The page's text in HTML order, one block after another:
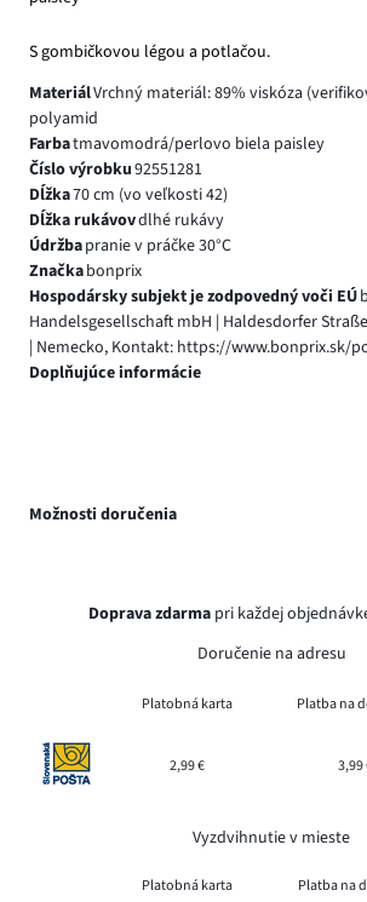
S gombičkovou légou a potlačou.
MateriálVrchný materiál: 89% viskóza
polyamid
Farbatmavomodrá/perlovo biela paisley
Číslo výrobku92551281
Dĺžka70 cm (vo veľkosti 42)
Dĺžka rukávovdlhé rukávy
Údržbapranie v práčke 30°C
Značkabonprix
Hospodársky subjekt je zodpovedný voči EÚ
Handelsgesellschaft mbH | Haldesdorfer
| Nemecko, Kontakt: https://www.bonprix.sk/
Doplňujúce informácie
Možnosti doručenia
Doprava zdarma pri každej
Doručenie na adresu
Platobná karta Platba na
2,99 € 3,99
Vyzdvihnutie v mieste
Platobná karta Platba na